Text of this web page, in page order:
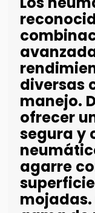
diversas
manejo.
ofrecer
segura y
agarre